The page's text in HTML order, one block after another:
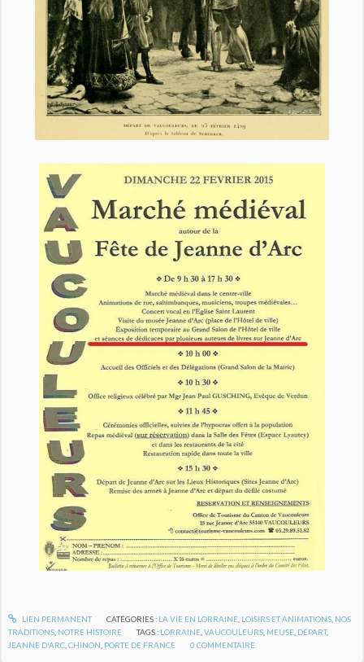
LIEN PERMANENT CATÉGORIES : LA VIE EN LORRAINE, LOISIRS ET ANIMATIONS, NOS
TRADITIONS NOTRE HISTOIRE TAGS : LORRAINE ,VAUCOULEURS MEUSE DÉPART,
JEANNE D'ARC ,CHINON PORTE DE FRANCE 0 COMMENTAIRE